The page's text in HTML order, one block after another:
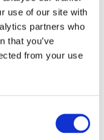
use of our site with
partners who
that you’ve
from your use